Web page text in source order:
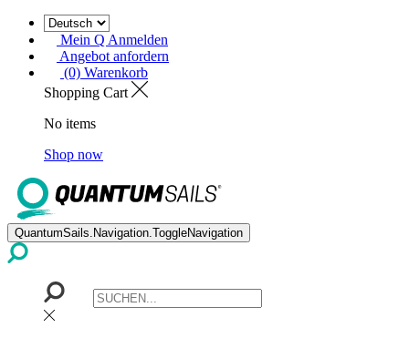
Mein Q Anmelden
Angebot anfordern
(0) Warenkorb
Shopping Cart
No items
Shop now
QuantumSails.Navigation.ToggleNavigation